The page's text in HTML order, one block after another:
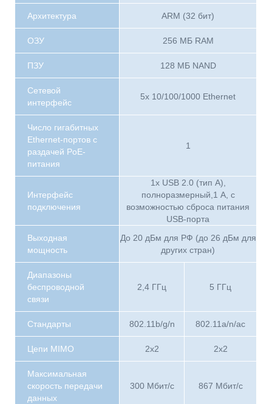
Архитектура ARM (32 бит)
ОЗУ 256 МБ RAM
ПЗУ 128 МБ NAND
Сетевой
интерфейс
5х 10/100/1000 Ethernet
Число гигабитных
Ethernet-портов с
раздачей PoE-
питания
1
Интерфейс
подключения
1x USB 2.0 (тип А),
полноразмерный,1 A, с
возможностью сброса питания
USB-порта
Выходная
мощность
До 20 дБм для РФ (до 26 дБм для
других стран)
Диапазоны
беспроводной
связи
2,4 ГГц 5 ГГц
Стандарты 802.11b/g/n 802.11a/n/ac
Цепи MIMO 2x2 2x2
Максимальная
скорость передачи
данных
300 Мбит/с 867 Мбит/с